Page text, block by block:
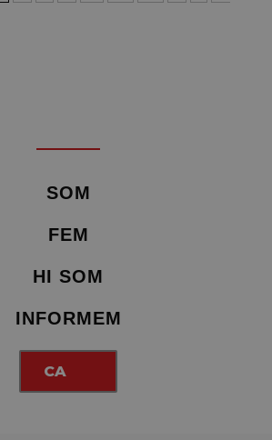
SOM
FEM
HI SOM
INFORMEM
CA